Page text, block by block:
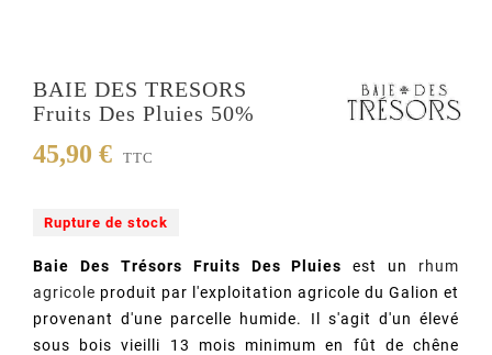
BAIE DES TRESORS
Fruits Des Pluies 50%
45,90 € TTC
Rupture de stock
Baie Des Trésors Fruits Des Pluies est un rhum
agricole produit par l'exploitation agricole du Galion et
provenant d'une parcelle humide. Il s'agit d'un élevé
sous bois vieilli 13 mois minimum en fût de chêne